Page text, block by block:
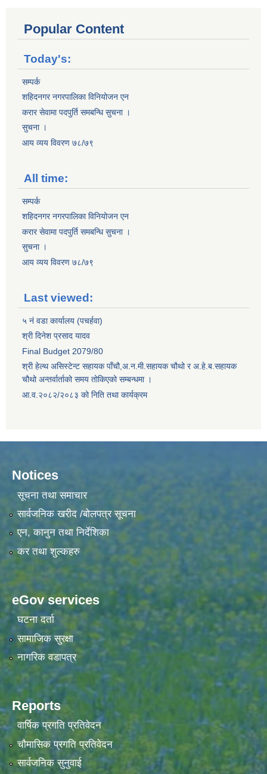
Popular Content
Today's:
सम्पर्क
शहिदनगर नगरपालिका विनियोजन एन
करार सेवामा पदपुर्ति समबन्धि सुचना ।
सुचना ।
आय व्यय विवरण ७८/७९
All time:
सम्पर्क
शहिदनगर नगरपालिका विनियोजन एन
करार सेवामा पदपुर्ति समबन्धि सुचना ।
सुचना ।
आय व्यय विवरण ७८/७९
Last viewed:
५ नं वडा कार्यालय (पचर्हवा)
श्री दिनेश प्रसाद यादव
Final Budget 2079/80
श्री हेल्थ असिस्टेन्ट सहायक पाँचौ,अ.न.मी.सहायक चौथो र अ.हे.ब.सहायक
चौथो अन्तर्वार्ताको समय तोकिएको सम्बन्धमा ।
आ.व.२०८२/२०८३ को निति तथा कार्यक्रम
Notices
सूचना तथा समाचार
सार्वजनिक खरीद /बोलपत्र सूचना
एन, कानुन तथा निर्देशिका
कर तथा शुल्कहरु
eGov services
घटना दर्ता
सामाजिक सुरक्षा
नागरिक वडापत्र
Reports
वार्षिक प्रगति प्रतिवेदन
चौमासिक प्रगति प्रतिवेदन
सार्वजनिक सुनुवाई